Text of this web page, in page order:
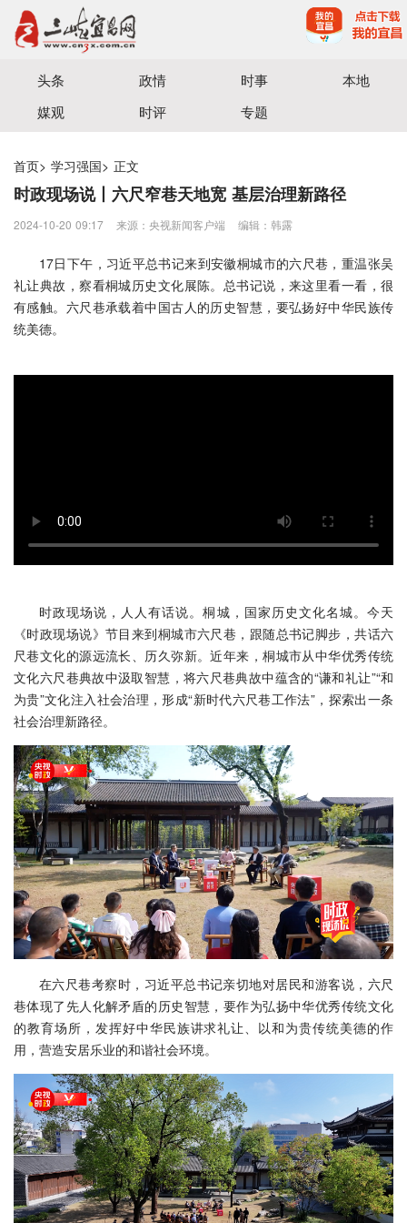
宜昌三峡融媒体中心主办
头条 政情 时事
本地
媒观
时评 专题
首页> 学习强国> 正文
时政现场说丨六尺窄巷天地宽 基层治理新路径
2024-10-20 09:17 来源：央视新闻客户端 编辑：韩露
17日下午，习近平总书记来到安徽桐城市的六尺巷，重温张吴
礼让典故，察看桐城历史文化展陈。总书记说，来这里看一看，很
有感触。六尺巷承载着中国古人的历史智慧，要弘扬好中华民族传
统美德。
时政现场说，人人有话说。桐城，国家历史文化名城。今天
《时政现场说》节目来到桐城市六尺巷，跟随总书记脚步，共话六
尺巷文化的源远流长、历久弥新。近年来，桐城市从中华优秀传统
文化六尺巷典故中汲取智慧，将六尺巷典故中蕴含的“谦和礼让”“和
为贵”文化注入社会治理，形成“新时代六尺巷工作法”，探索出一条
社会治理新路径。
在六尺巷考察时，习近平总书记亲切地对居民和游客说，六尺
巷体现了先人化解矛盾的历史智慧，要作为弘扬中华优秀传统文化
的教育场所，发挥好中华民族讲求礼让、以和为贵传统美德的作
用，营造安居乐业的和谐社会环境。